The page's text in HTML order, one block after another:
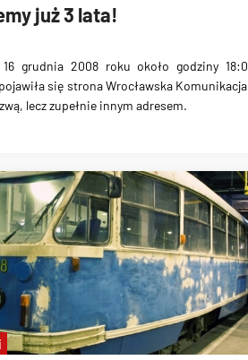
już 3 lata!
16 grudnia 2008 roku około godziny
się stronaWrocławska Komunikacja
lecz zupełnie innym adresem.